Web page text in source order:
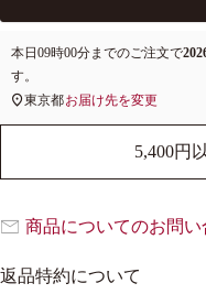
本日09時00分までのご注文で
す。
東京都お届け先を変更
5,400円
商品についてのお問い
返品特約について